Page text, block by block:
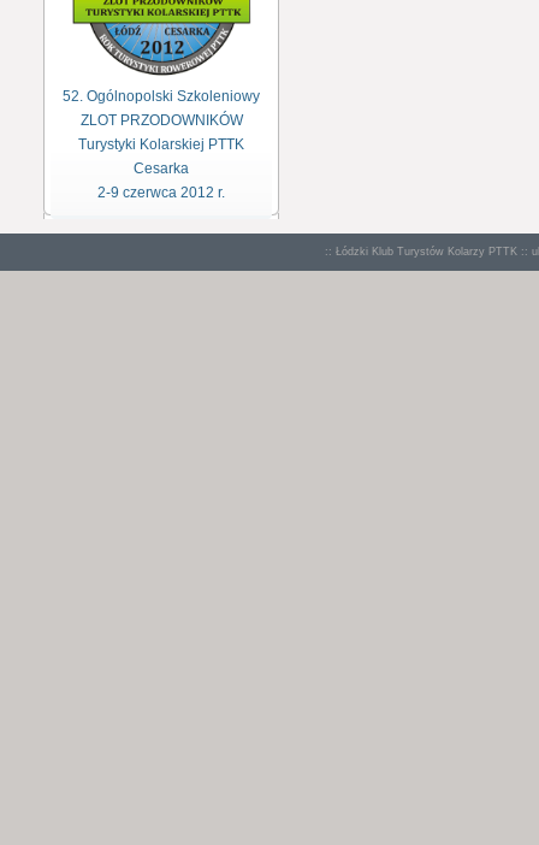
52. Ogólnopolski Szkoleniowy
ZLOT PRZODOWNIKÓW
Turystyki Kolarskiej PTTK
Cesarka
2-9 czerwca 2012 r.
:: Łódzki Klub Turystów Kolarzy PTTK ::